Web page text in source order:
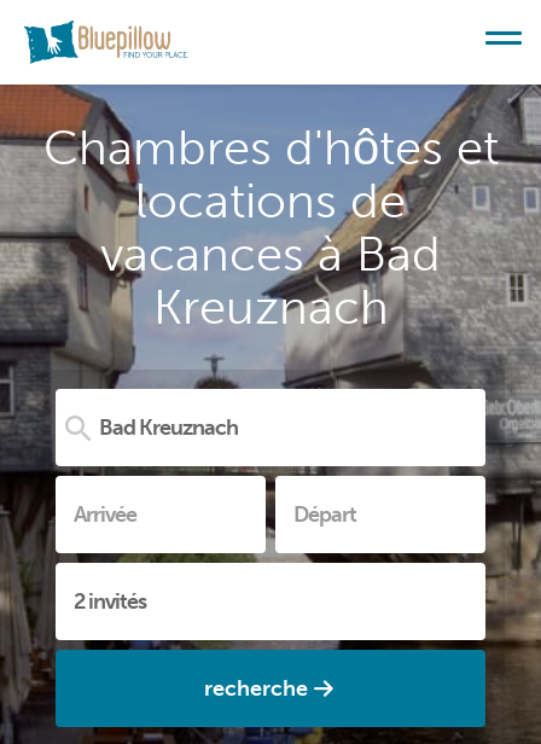
Chambres d'hôtes et
locations de
vacances à Bad
Kreuznach
recherche